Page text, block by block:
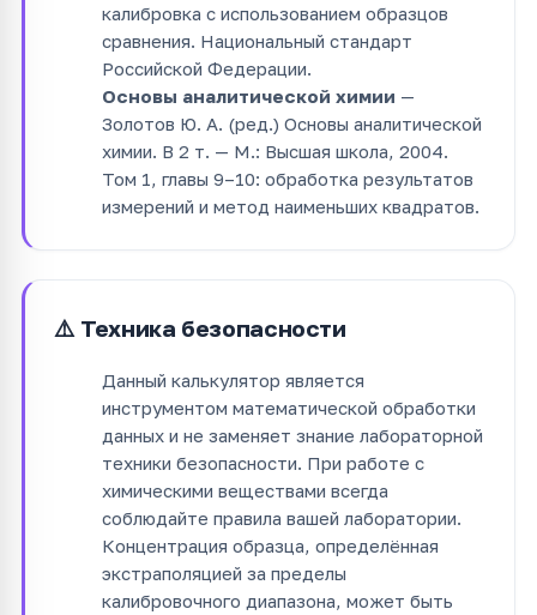
калибровка с использованием образцов
сравнения. Национальный стандарт
Российской Федерации.
Основы аналитической химии —
Золотов Ю. А. (ред.) Основы аналитической
химии. В 2 т. — М.: Высшая школа, 2004.
Том 1, главы 9–10: обработка результатов
измерений и метод наименьших квадратов.
⚠️ Техника безопасности
Данный калькулятор является
инструментом математической обработки
данных и не заменяет знание лабораторной
техники безопасности. При работе с
химическими веществами всегда
соблюдайте правила вашей лаборатории.
Концентрация образца, определённая
экстраполяцией за пределы
калибровочного диапазона, может быть